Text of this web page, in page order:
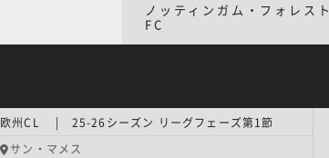
ノッティンガム・フォレスト
FC
欧州CL | 25-26シーズン リーグフェーズ第1節
サン・マメス